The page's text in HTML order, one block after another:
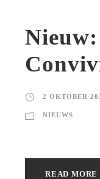
2 OKTOBER
NIEUWS
READ MORE